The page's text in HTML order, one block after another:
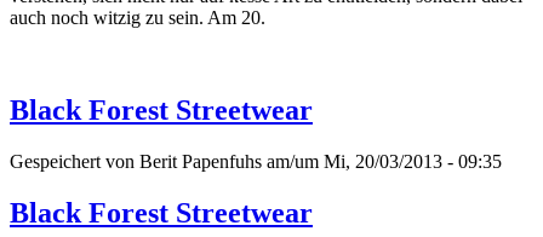
auch noch witzig zu sein. Am 20.
Black Forest Streetwear
Gespeichert von Berit Papenfuhs am/um Mi, 20/03/2013 - 09:35
Black Forest Streetwear